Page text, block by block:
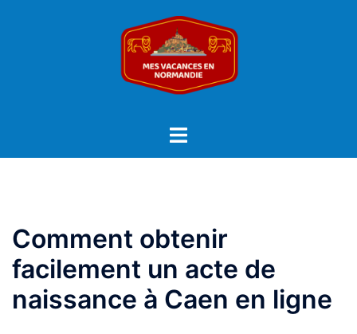
Ouvrir/fermer
Comment obtenir
facilement un acte de
naissance à Caen en ligne